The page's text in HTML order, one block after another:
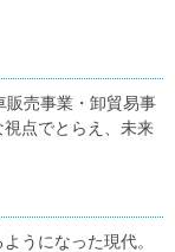
販売事業・卸貿易事
点でとらえ、未来
うになった現代。